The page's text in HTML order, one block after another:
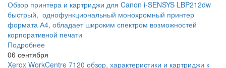
Обзор принтера и картриджи для Canon i-SENSYS LBP212dw
быстрый, однофункциональный монохромный принтер
формата А4, обладает широким спектром возможностей
корпоративной печати
Подробнее
06 сентября
Xerox WorkCentre 7120 обзор, характеристики и картриджи к